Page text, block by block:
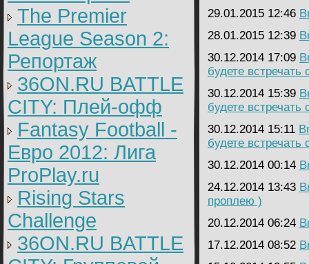
The Premier
League Season 2:
Репортаж
36ON.RU BATTLE
CITY: Плей-офф
Fantasy Football -
Евро 2012: Лига
ProPlay.ru
Rising Stars
Challenge
36ON.RU BATTLE
29.01.2015 12:46
28.01.2015 12:39
30.12.2014 17:09
будете встречать
30.12.2014 15:39
будете встречать
30.12.2014 15:11
будете встречать
30.12.2014 00:14
24.12.2014 13:43
проплею )
20.12.2014 06:24
17.12.2014 08:52